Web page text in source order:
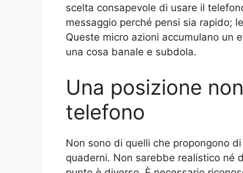
scelta consapevole di usare il
messaggio perché pensi sia rapido;
Queste micro azioni accumulano un
una cosa banale e subdola.
Una posizione
telefono
Non sono di quelli che propongono
quaderni. Non sarebbe realistico né